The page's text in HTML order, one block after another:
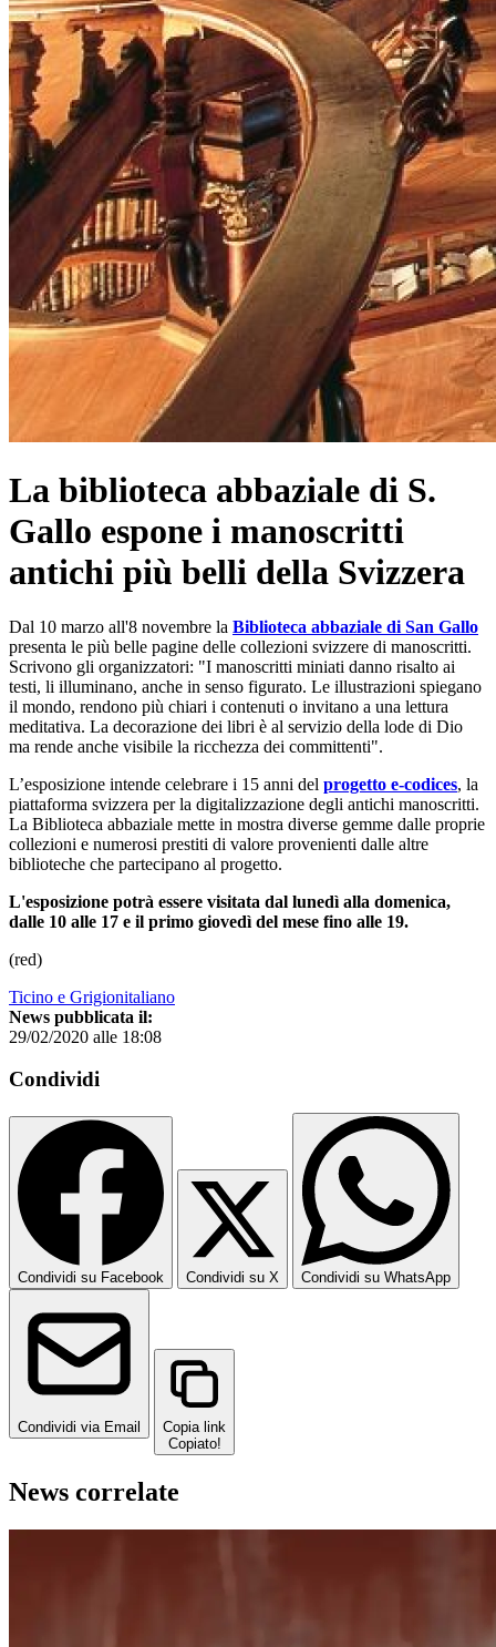
La biblioteca abbaziale di S.
Gallo espone i manoscritti
antichi più belli della Svizzera
Dal 10 marzo all'8 novembre la Biblioteca abbaziale di San Gallo
presenta le più belle pagine delle collezioni svizzere di manoscritti.
Scrivono gli organizzatori: "I manoscritti miniati danno risalto ai
testi, li illuminano, anche in senso figurato. Le illustrazioni spiegano
il mondo, rendono più chiari i contenuti o invitano a una lettura
meditativa. La decorazione dei libri è al servizio della lode di Dio
ma rende anche visibile la ricchezza dei committenti".
L’esposizione intende celebrare i 15 anni del progetto e-codices, la
piattaforma svizzera per la digitalizzazione degli antichi manoscritti.
La Biblioteca abbaziale mette in mostra diverse gemme dalle proprie
collezioni e numerosi prestiti di valore provenienti dalle altre
biblioteche che partecipano al progetto.
L'esposizione potrà essere visitata dal lunedì alla domenica,
dalle 10 alle 17 e il primo giovedì del mese fino alle 19.
(red)
Ticino e Grigionitaliano
News pubblicata il:
29/02/2020 alle 18:08
Condividi
Condividi su Facebook Condividi su X Condividi su WhatsApp
Condividi via Email
Copia link
Copiato!
News correlate